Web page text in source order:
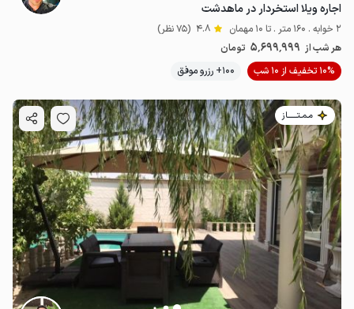
اجاره ویلا استخردار در ماهدشت
2 خوابه . 160 متر . تا 10 مهمان 4.8 (75 نظر)
هر شب از 5٬699٬999 تومان
10% تخفیف از 10 شب
100+ رزرو موفق
مـمـتــــــاز